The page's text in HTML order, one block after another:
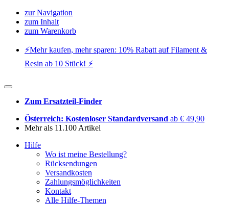
zur Navigation
zum Inhalt
zum Warenkorb
⚡️Mehr kaufen, mehr sparen: 10% Rabatt auf Filament &
Resin ab 10 Stück! ⚡️
Zum Ersatzteil-Finder
Österreich: Kostenloser Standardversand ab € 49,90
Mehr als 11.100 Artikel
Hilfe
Wo ist meine Bestellung?
Rücksendungen
Versandkosten
Zahlungsmöglichkeiten
Kontakt
Alle Hilfe-Themen